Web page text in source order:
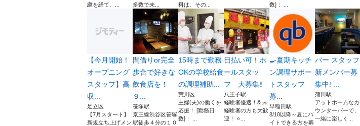
継を経て、...
多数で未...
料は、その...
数]： ...
【今月開始！
オープニング
スタッフ】高
収...
足立区
【7月スタート】
新規立ち上げメン
間借りor完全
歩合で好きな
飲食店を！
９...
笹塚駅
京王線渋谷区笹塚
駅徒歩４分の１０
15時まで勤務
OKの学校給食
の調理補助...
荒川区
主婦(夫)の働くを
応援！ [勤務日
数]： ...
日払い可！ホ
ールスタッ
フ 大募集‼︎
八王子駅
経験者優遇！& 未
経験者の方も大歓
迎！ ⭐...
🍳夏期キッチ
ン調理サポー
トスタッフ
募...
早稲田駅
8/10以降～夏にバ
イトできる方を募
バー スタッフ
新メンバー募
集中! ...
蒲田駅
アットホームなカ
ウンターバーで、
一緒に楽しく...